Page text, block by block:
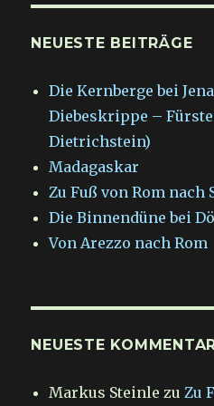
NEUESTE BEITRÄGE
Die Kernberge bei
Diebeskrippe –
Dietrichstein)
Madagaskar
Zu Fuß von Rom nach
Die Binnendüne bei
Von Arezzo nach Rom
NEUESTE
Markus Steinle zu Zu